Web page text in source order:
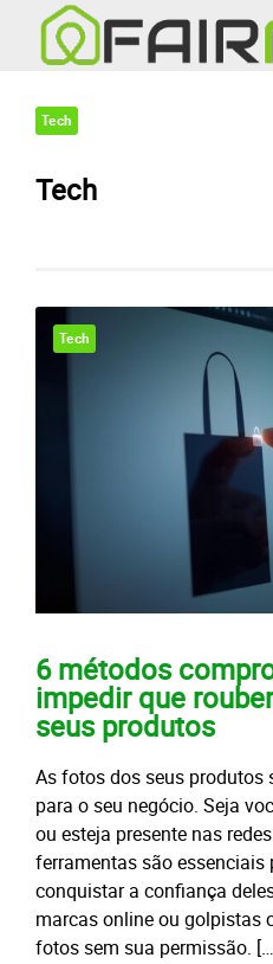
Tech
Tech
Tech
6 métodos
impedir que
seus produtos
As fotos dos seus
para o seu negócio. Seja
ou esteja presente nas
ferramentas são
conquistar a confiança
marcas online ou golpistas
fotos sem sua permissão.